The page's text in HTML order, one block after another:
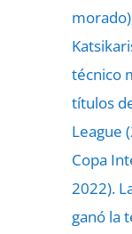
técnico
títulos
League
Copa
2022).
ganó la